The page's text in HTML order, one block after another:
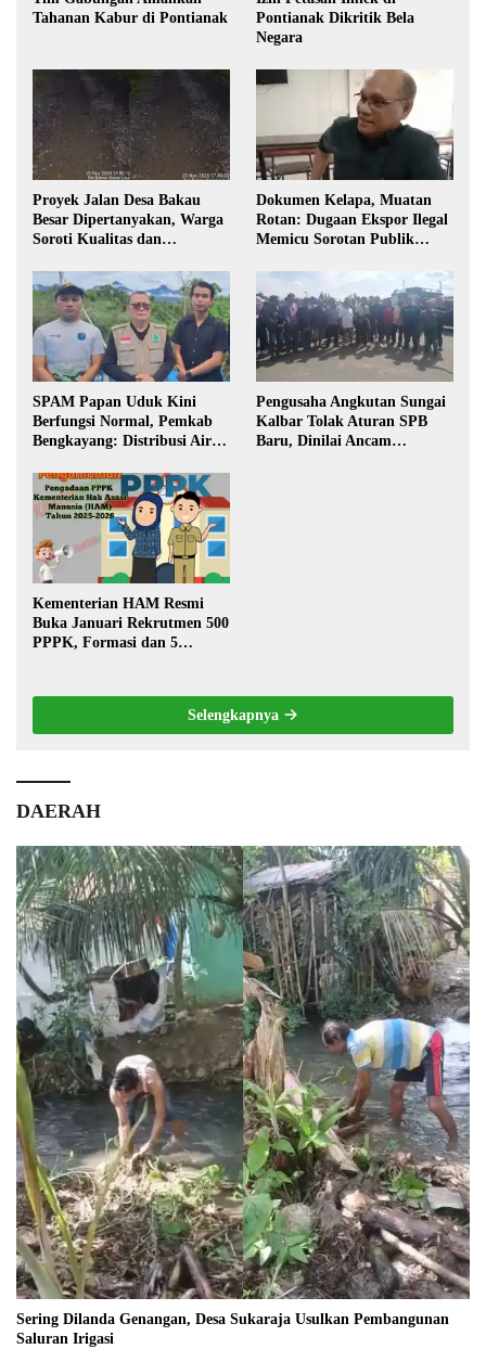
Tahanan Kabur di Pontianak
Pontianak Dikritik Bela
Negara
Proyek Jalan Desa Bakau
Besar Dipertanyakan, Warga
Soroti Kualitas dan
Pembangunan
Dokumen Kelapa, Muatan
Rotan: Dugaan Ekspor Ilegal
Memicu Sorotan Publik
SPAM Papan Uduk Kini
Berfungsi Normal, Pemkab
Bengkayang: Distribusi Air
Warga
Pengusaha Angkutan Sungai
Kalbar Tolak Aturan SPB
Baru, Dinilai Ancam
Kementerian HAM Resmi
Buka Januari Rekrutmen 500
PPPK, Formasi dan 5
Selengkapnya
DAERAH
Sering Dilanda Genangan, Desa Sukaraja Usulkan Pembangunan
Saluran Irigasi